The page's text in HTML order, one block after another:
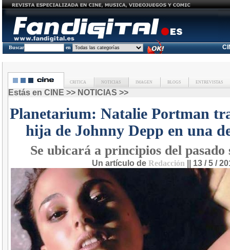
Buscar en
CRITICA NOTICIAS IMAGEN BLOGS ENTREVISTAS
Estás en CINE >> NOTICIAS >>
Planetarium: Natalie Portman
hija de Johnny Depp en una
Se ubicará a principios del pasado
Un artículo de Redacción || 13 / 5 /